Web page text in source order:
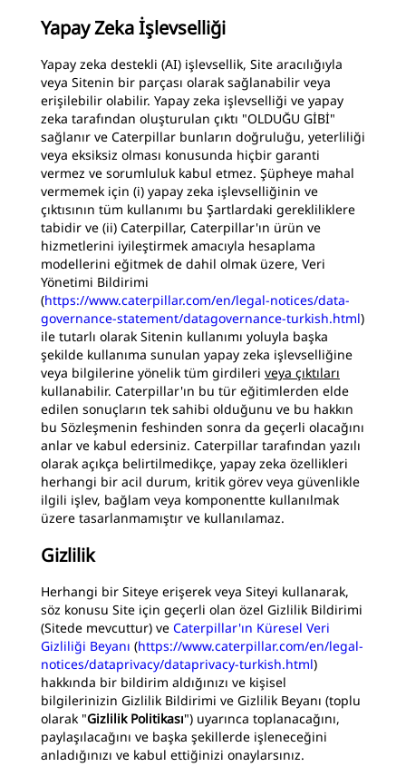
Yapay Zeka İşlevselliği
Yapay zeka destekli (AI) işlevsellik, Site aracılığıyla
veya Sitenin bir parçası olarak sağlanabilir veya
erişilebilir olabilir. Yapay zeka işlevselliği ve yapay
zeka tarafından oluşturulan çıktı "OLDUĞU GİBİ"
sağlanır ve Caterpillar bunların doğruluğu, yeterliliği
veya eksiksiz olması konusunda hiçbir garanti
vermez ve sorumluluk kabul etmez. Şüpheye mahal
vermemek için (i) yapay zeka işlevselliğinin ve
çıktısının tüm kullanımı bu Şartlardaki gerekliliklere
tabidir ve (ii) Caterpillar, Caterpillar'ın ürün ve
hizmetlerini iyileştirmek amacıyla hesaplama
modellerini eğitmek de dahil olmak üzere, Veri
Yönetimi Bildirimi
(https://www.caterpillar.com/en/legal-notices/data-
governance-statement/datagovernance-turkish.html)
ile tutarlı olarak Sitenin kullanımı yoluyla başka
şekilde kullanıma sunulan yapay zeka işlevselliğine
veya bilgilerine yönelik tüm girdileri veya çıktıları
kullanabilir. Caterpillar'ın bu tür eğitimlerden elde
edilen sonuçların tek sahibi olduğunu ve bu hakkın
bu Sözleşmenin feshinden sonra da geçerli olacağını
anlar ve kabul edersiniz. Caterpillar tarafından yazılı
olarak açıkça belirtilmedikçe, yapay zeka özellikleri
herhangi bir acil durum, kritik görev veya güvenlikle
ilgili işlev, bağlam veya komponentte kullanılmak
üzere tasarlanmamıştır ve kullanılamaz.
Gizlilik
Herhangi bir Siteye erişerek veya Siteyi kullanarak,
söz konusu Site için geçerli olan özel Gizlilik Bildirimi
(Sitede mevcuttur) ve Caterpillar'ın Küresel Veri
Gizliliği Beyanı (https://www.caterpillar.com/en/legal-
notices/dataprivacy/dataprivacy-turkish.html)
hakkında bir bildirim aldığınızı ve kişisel
bilgilerinizin Gizlilik Bildirimi ve Gizlilik Beyanı (toplu
olarak "Gizlilik Politikası") uyarınca toplanacağını,
paylaşılacağını ve başka şekillerde işleneceğini
anladığınızı ve kabul ettiğinizi onaylarsınız.